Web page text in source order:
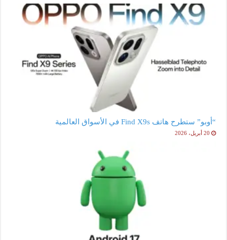
“أوبو” ستطرح هاتف Find X9s في الأسواق العالمية
20 أبريل، 2026